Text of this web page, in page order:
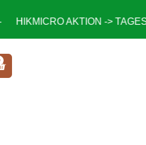
HIKMICRO AKTION ->